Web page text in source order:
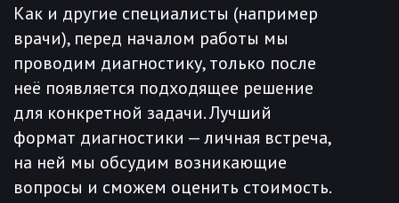
Как и другие специалисты (например
врачи), перед началом работы мы
проводим диагностику, только после
неё появляется подходящее решение
для конкретной задачи. Лучший
формат диагностики — личная встреча,
на ней мы обсудим возникающие
вопросы и сможем оценить стоимость.